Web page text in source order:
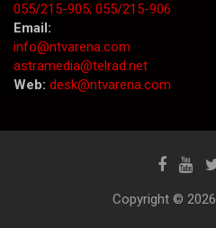
055/215-905; 055/215-906
Email:
info@ntvarena.com
astramedia@telrad.net
Web: desk@ntvarena.com
Copyright © 2026